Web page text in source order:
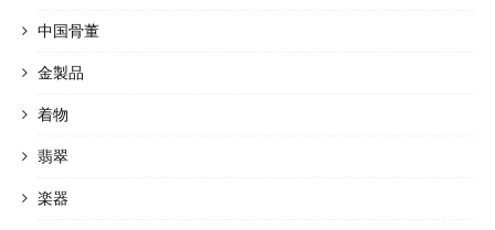
中国骨董
金製品
着物
翡翠
楽器